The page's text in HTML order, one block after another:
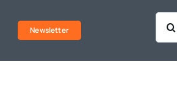
Newsletter
Cerca
per: